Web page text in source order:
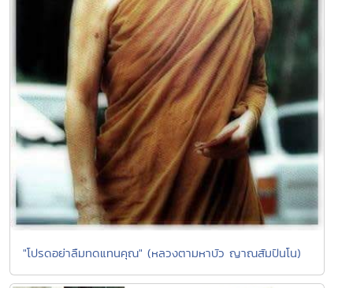
"โปรดอย่าลืมทดแทนคุณ" (หลวงตามหาบัว ญาณสัมปันโน)